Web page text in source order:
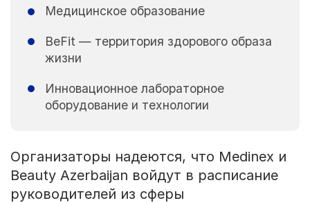
Медицинское образование
BeFit — территория здорового образа
жизни
Инновационное лабораторное
оборудование и технологии
Организаторы надеются, что Medinex и
Beauty Azerbaijan войдут в расписание
руководителей из сферы